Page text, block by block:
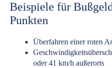
Beispiele für
Punkten
Überfahren einer roten
oder 41 km/h außerorts